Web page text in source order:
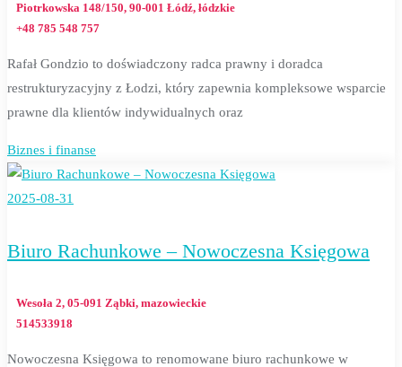
Piotrkowska 148/150, 90-001 Łódź, łódzkie
+48 785 548 757
Rafał Gondzio to doświadczony radca prawny i doradca
restrukturyzacyjny z Łodzi, który zapewnia kompleksowe wsparcie
prawne dla klientów indywidualnych oraz
Biznes i finanse
2025-08-31
Biuro Rachunkowe – Nowoczesna Księgowa
Wesoła 2, 05-091 Ząbki, mazowieckie
514533918
Nowoczesna Księgowa to renomowane biuro rachunkowe w